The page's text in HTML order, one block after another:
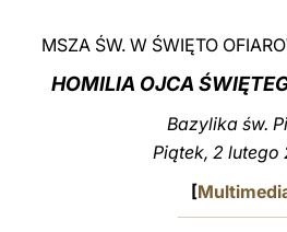
MSZA ŚW. W ŚWIĘTO
HOMILIA OJCA
Bazylika św.
Piątek, 2 lutego
[